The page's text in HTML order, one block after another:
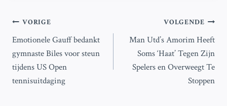
Bericht
navigatie
VORIGE
Emotionele Gauff bedankt
gymnaste Biles voor steun
tijdens US Open
tennisuitdaging
VOLGENDE
Man Utd’s Amorim Heeft
Soms ‘Haat’ Tegen Zijn
Spelers en Overweegt Te
Stoppen